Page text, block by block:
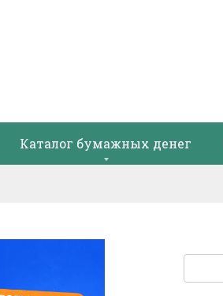
Каталог бумажных денег